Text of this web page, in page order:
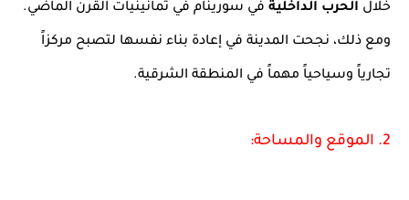
خلال الحرب الداخلية في سورينام في ثمانينيات القرن الماضي.
ومع ذلك، نجحت المدينة في إعادة بناء نفسها لتصبح مركزاً
تجارياً وسياحياً مهماً في المنطقة الشرقية.
2. الموقع والمساحة: